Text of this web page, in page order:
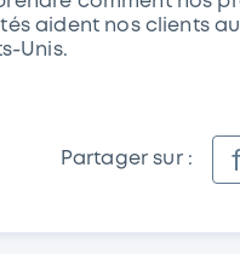
aident nos clients
Unis.
Partager sur : f